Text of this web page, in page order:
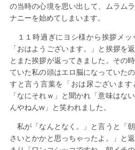
の当時の心境を思い出して、ムラム
ナニーを始めてしまいます。
１１時過ぎにヨシ様から挨拶メッ
「おはようございます。」と挨拶を
とまた挨拶が返ってきました。その
ていた私の頭はエロ脳になっていた
すと言う言葉を「おは尿ございます
「なにそれｗ」と聞かれ「意味はな
んやねんw」と笑われました。
私が「なんとなく。」と言うと「
さいとかかと思っちゃったよ。」と